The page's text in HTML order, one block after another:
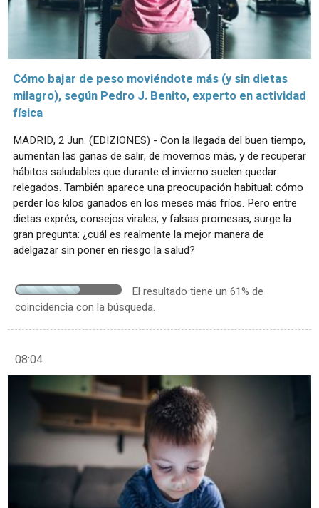
Cómo bajar de peso moviéndote más (y sin dietas
milagro), según Pedro J. Benito, experto en actividad
física
MADRID, 2 Jun. (EDIZIONES) - Con la llegada del buen tiempo,
aumentan las ganas de salir, de movernos más, y de recuperar
hábitos saludables que durante el invierno suelen quedar
relegados. También aparece una preocupación habitual: cómo
perder los kilos ganados en los meses más fríos. Pero entre
dietas exprés, consejos virales, y falsas promesas, surge la
gran pregunta: ¿cuál es realmente la mejor manera de
adelgazar sin poner en riesgo la salud?
El resultado tiene un 61% de
coincidencia con la búsqueda.
08:04